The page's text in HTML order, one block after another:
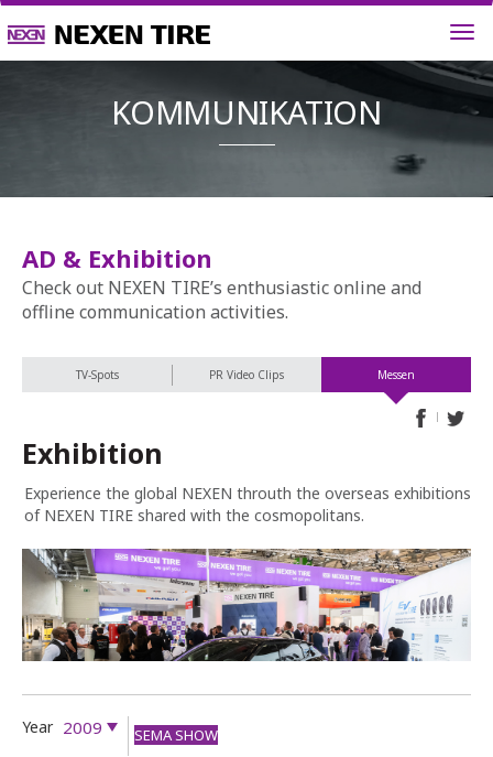
AD & Exhibition
Check out NEXEN TIRE’s enthusiastic online and
offline communication activities.
TV-Spots PR Video Clips Messen
Exhibition
Experience the global NEXEN throuth the overseas exhibitions
of NEXEN TIRE shared with the cosmopolitans.
Year 2009 SEMA SHOW